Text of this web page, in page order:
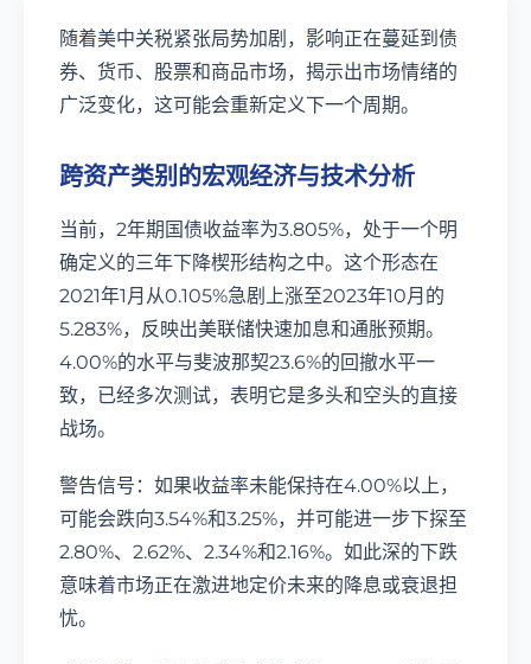
随着美中关税紧张局势加剧，影响正在蔓延到债
券、货币、股票和商品市场，揭示出市场情绪的
广泛变化，这可能会重新定义下一个周期。
跨资产类别的宏观经济与技术分析
当前，2年期国债收益率为3.805%，处于一个明
确定义的三年下降楔形结构之中。这个形态在
2021年1月从0.105%急剧上涨至2023年10月的
5.283%，反映出美联储快速加息和通胀预期。
4.00%的水平与斐波那契23.6%的回撤水平一
致，已经多次测试，表明它是多头和空头的直接
战场。
警告信号：如果收益率未能保持在4.00%以上，
可能会跌向3.54%和3.25%，并可能进一步下探至
2.80%、2.62%、2.34%和2.16%。如此深的下跌
意味着市场正在激进地定价未来的降息或衰退担
忧。